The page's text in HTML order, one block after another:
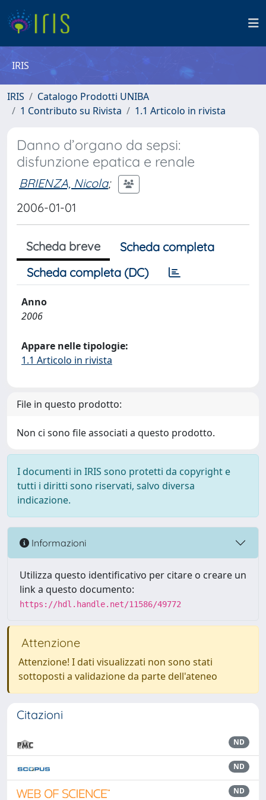
IRIS
IRIS
Catalogo Prodotti UNIBA
1 Contributo su Rivista
1.1 Articolo in rivista
Danno d’organo da sepsi:
disfunzione epatica e renale
BRIENZA, Nicola;
2006-01-01
Scheda breve
Scheda completa
Scheda completa (DC)
Anno
2006
Appare nelle tipologie:
1.1 Articolo in rivista
File in questo prodotto:
Non ci sono file associati a questo prodotto.
I documenti in IRIS sono protetti da copyright e
tutti i diritti sono riservati, salvo diversa
indicazione.
Informazioni
Utilizza questo identificativo per citare o creare un
link a questo documento:
https://hdl.handle.net/11586/49772
Attenzione
Attenzione! I dati visualizzati non sono stati
sottoposti a validazione da parte dell'ateneo
Citazioni
ND
ND
ND